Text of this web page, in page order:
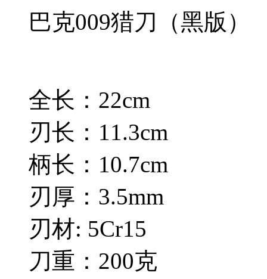
巴克009猎刀（黑版）
全长：22cm
刃长：11.3cm
柄长：10.7cm
刃厚：3.5mm
刃材: 5Cr15
刀重：200克